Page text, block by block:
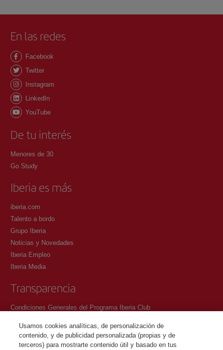
En las redes
Facebook
Twitter
Instagram
LinkedIn
YouTube
De tu interés
Menores de 30
Go Study
Iberia es más
iberia.com
Talento a bordo
Grupo Iberia
Noticias y Novedades
Iberia Empleo
Iberia Media
Transparencia
Condiciones Generales del Programa Iberia Club
Política de protección de datos personales
Gestión y Política de cookies
Usamos cookies analíticas, de personalización de
contenido, y de publicidad personalizada (propias y de
terceros) para mostrarte contenido útil y basado en tus